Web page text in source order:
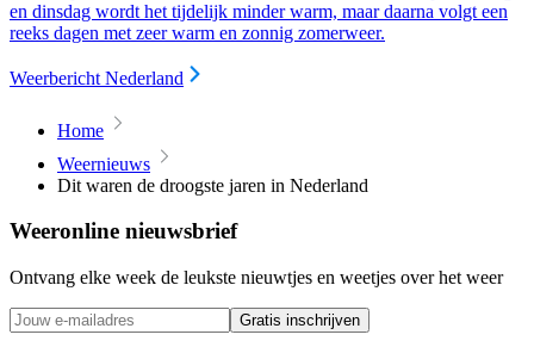
en dinsdag wordt het tijdelijk minder warm, maar daarna volgt een
reeks dagen met zeer warm en zonnig zomerweer.
Weerbericht Nederland
Home
Weernieuws
Dit waren de droogste jaren in Nederland
Weeronline nieuwsbrief
Ontvang elke week de leukste nieuwtjes en weetjes over het weer
Gratis inschrijven